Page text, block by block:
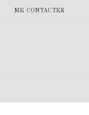
ME CONTACTER